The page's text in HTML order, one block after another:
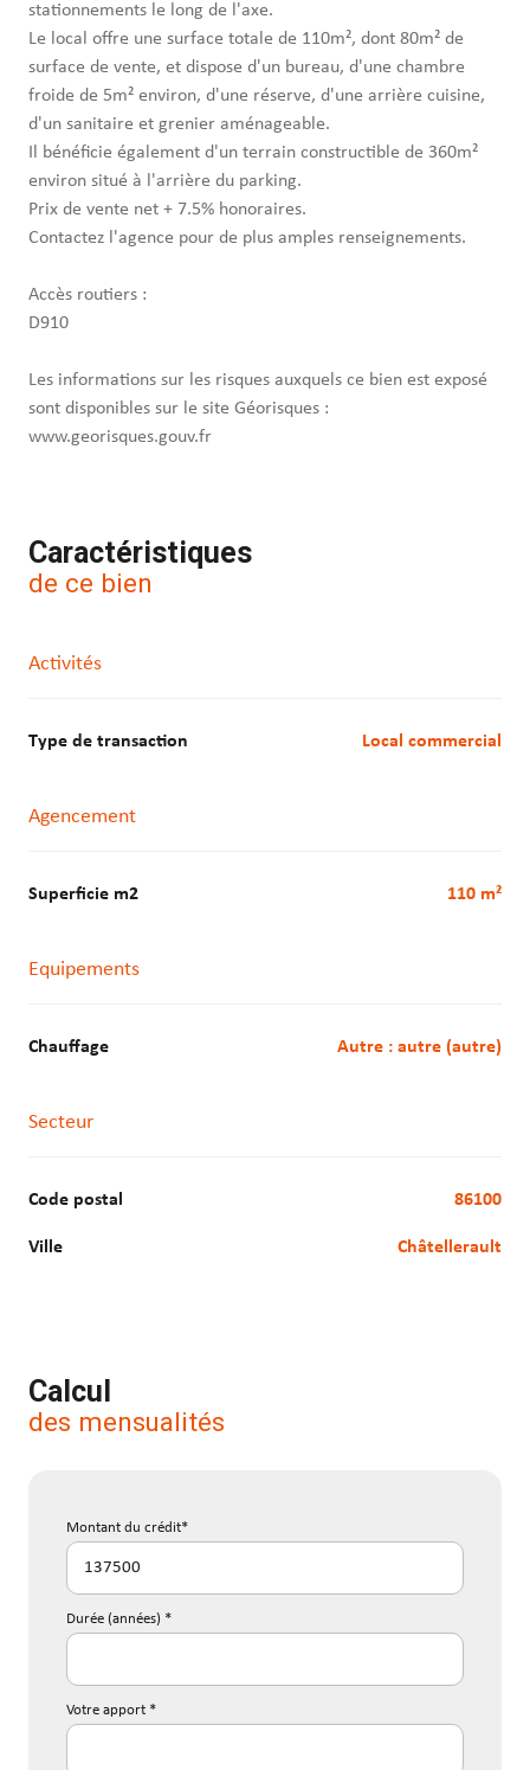
stationnements le long de l'axe.
Le local offre une surface totale de 110m², dont 80m² de
surface de vente, et dispose d'un bureau, d'une chambre
froide de 5m² environ, d'une réserve, d'une arrière cuisine,
d'un sanitaire et grenier aménageable.
Il bénéficie également d'un terrain constructible de 360m²
environ situé à l'arrière du parking.
Prix de vente net + 7.5% honoraires.
Contactez l'agence pour de plus amples renseignements.
Accès routiers :
D910
Les informations sur les risques auxquels ce bien est exposé
sont disponibles sur le site Géorisques :
www.georisques.gouv.fr
Caractéristiques
de ce bien
Activités
Type de transaction Local commercial
Agencement
Superficie m2 110 m²
Equipements
Chauffage autre : autre (autre)
Secteur
Code postal 86100
Ville Châtellerault
Calcul
des mensualités
Montant du crédit*
Durée (années) *
Votre apport *